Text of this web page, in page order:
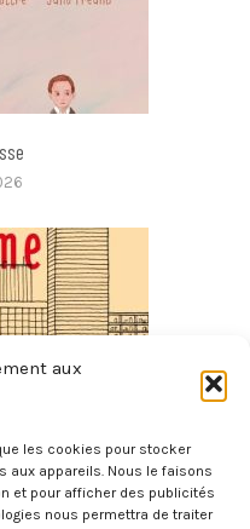
aux
les cookies pour stocker
aux appareils. Nous le faisons
et pour afficher des publicités
nous permettra de traiter